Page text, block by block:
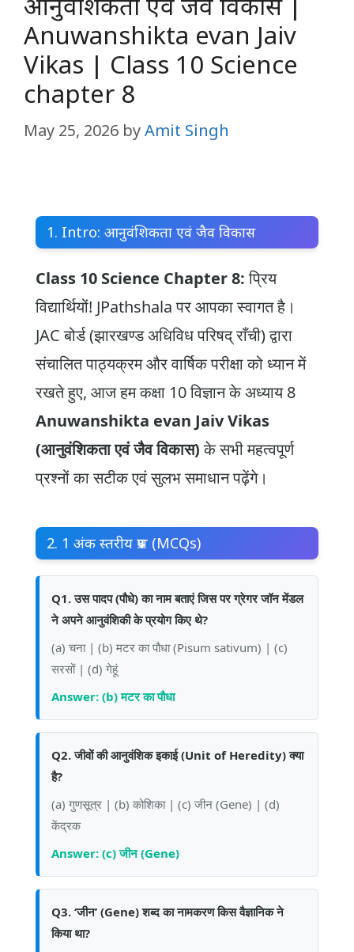
Anuwanshikta evan Jaiv
Vikas | Class 10 Science
chapter 8
May 25, 2026 byAmit Singh
1. Intro: आनुवंशिकता एवं जैव विकास
Class 10 Science Chapter 8:प्रिय
विद्यार्थियों! JPathshala पर आपका स्वागत है।
JAC बोर्ड (झारखण्ड अधिविध परिषद् राँची) द्वारा
संचालित पाठ्यक्रम और वार्षिक परीक्षा को ध्यान में
रखते हुए, आज हम कक्षा 10 विज्ञान के अध्याय 8
Anuwanshikta evan Jaiv Vikas
(आनुवंशिकता एवं जैव विकास)के सभी महत्वपूर्ण
प्रश्नों का सटीक एवं सुलभ समाधान पढ़ेंगे।
2. 1 अंक स्तरीय प्रश्न (MCQs)
Q1. उस पादप (पौधे) का नाम बताएं जिस पर ग्रेगर जॉन मेंडल
ने अपने आनुवंशिकी के प्रयोग किए थे?
(a) चना | (b) मटर का पौधा (Pisum sativum) | (c)
सरसों | (d) गेहूं
Answer: (b) मटर का पौधा
Q2. जीवों की आनुवंशिक इकाई (Unit of Heredity) क्या
है?
(a) गुणसूत्र | (b) कोशिका | (c) जीन (Gene) | (d)
केंद्रक
Answer: (c) जीन (Gene)
Q3. ‘जीन’ (Gene) शब्द का नामकरण किस वैज्ञानिक ने
किया था?